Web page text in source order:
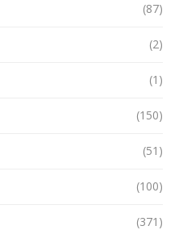
(87)
(2)
(1)
(150)
(51)
(100)
(371)